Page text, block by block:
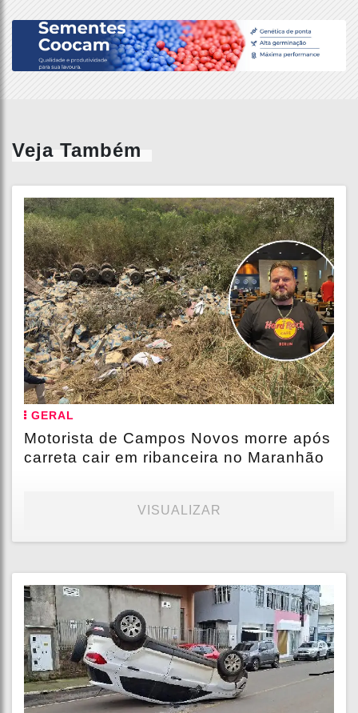
Veja Também
GERAL
Motorista de Campos Novos morre após
carreta cair em ribanceira no Maranhão
VISUALIZAR